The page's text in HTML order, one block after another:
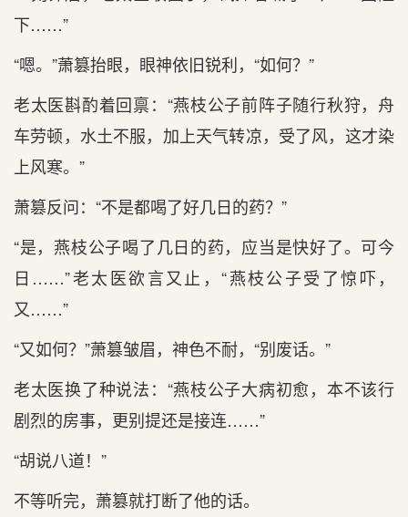
下……”
“嗯。”萧篡抬眼，眼神依旧锐利，“如何？”
老太医斟酌着回禀：“燕枝公子前阵子随行秋狩，舟
车劳顿，水土不服，加上天气转凉，受了风，这才染
上风寒。”
萧篡反问：“不是都喝了好几日的药？”
“是，燕枝公子喝了几日的药，应当是快好了。可今
日……”老太医欲言又止，“燕枝公子受了惊吓，
又……”
“又如何？”萧篡皱眉，神色不耐，“别废话。”
老太医换了种说法：“燕枝公子大病初愈，本不该行
剧烈的房事，更别提还是接连……”
“胡说八道！”
不等听完，萧篡就打断了他的话。